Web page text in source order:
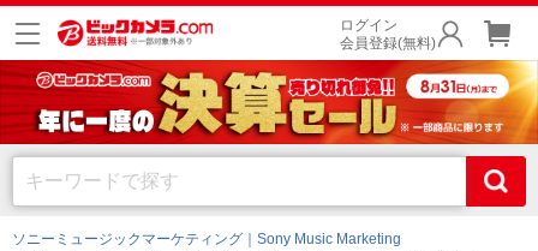
ログイン
会員登録(無料)
ソニーミュージックマーケティング｜Sony Music Marketing